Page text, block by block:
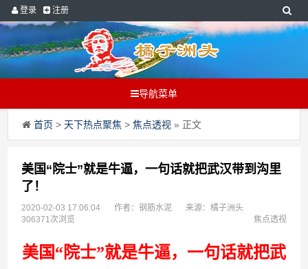
登录 注册
导航菜单
首页 > 天下热点聚焦 >焦点透视 » 正文
美国“院士”就是牛逼，一句话就把武汉带到沟里
了！
2020-02-03 17:06:04 作者：钢筋水泥
来源：橘子洲头
306371次浏览
焦点透视
美国“院士”就是牛逼，一句话就把武